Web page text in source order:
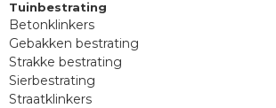
Tuinbestrating
Betonklinkers
Gebakken bestrating
Strakke bestrating
Sierbestrating
Straatklinkers